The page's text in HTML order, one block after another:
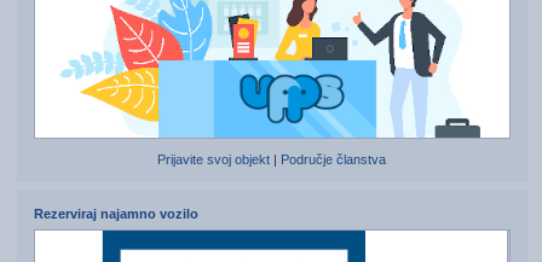
Prijavite svoj objekt Područje članstva
Rezerviraj najamno vozilo